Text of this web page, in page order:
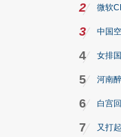
2 微软
3 中国
4 女排
5 河南
6 白宫
7 又打